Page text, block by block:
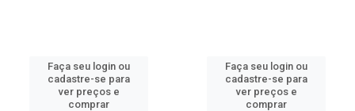
Faça seu login ou
cadastre-se para
ver preços e
comprar
Faça seu login ou
cadastre-se para
ver preços e
comprar